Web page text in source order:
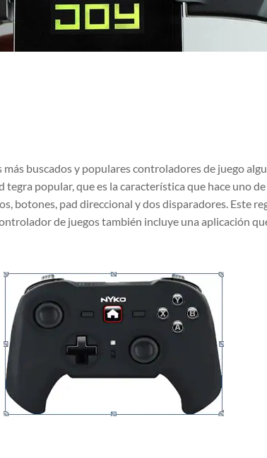
buscados y populares controladores de juego
popular, que es la característica que hace uno
botones, pad direccional y dos disparadores. Este
de juegos también incluye una aplicación